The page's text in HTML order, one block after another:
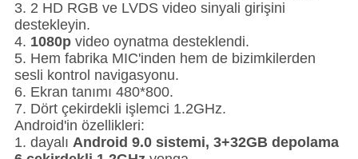
3. 2 HD RGB ve LVDS video sinyali girişini
destekleyin.
4. 1080pvideo oynatma desteklendi.
5. Hem fabrika MIC'inden hem de bizimkilerden
sesli kontrol navigasyonu.
6. Ekran tanımı 480*800.
7. Dört çekirdekli işlemci 1.2GHz.
Android'in özellikleri:
1. dayalı Android 9.0 sistemi, 3+32GB depolama